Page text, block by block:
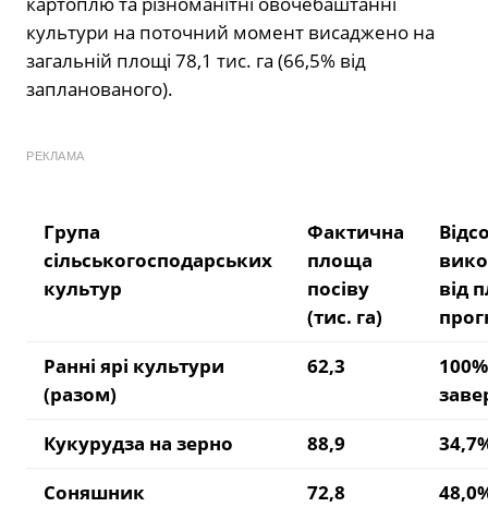
культури на поточний момент висаджено на
загальній площі 78,1 тис. га (66,5% від
запланованого).
РЕКЛАМА
Група
сільськогосподарських
культур
Фактична
площа
посіву
(тис. га)
від
Ранні ярі культури
(разом)
62,3
Кукурудза на зерно
88,9
Соняшник
72,8